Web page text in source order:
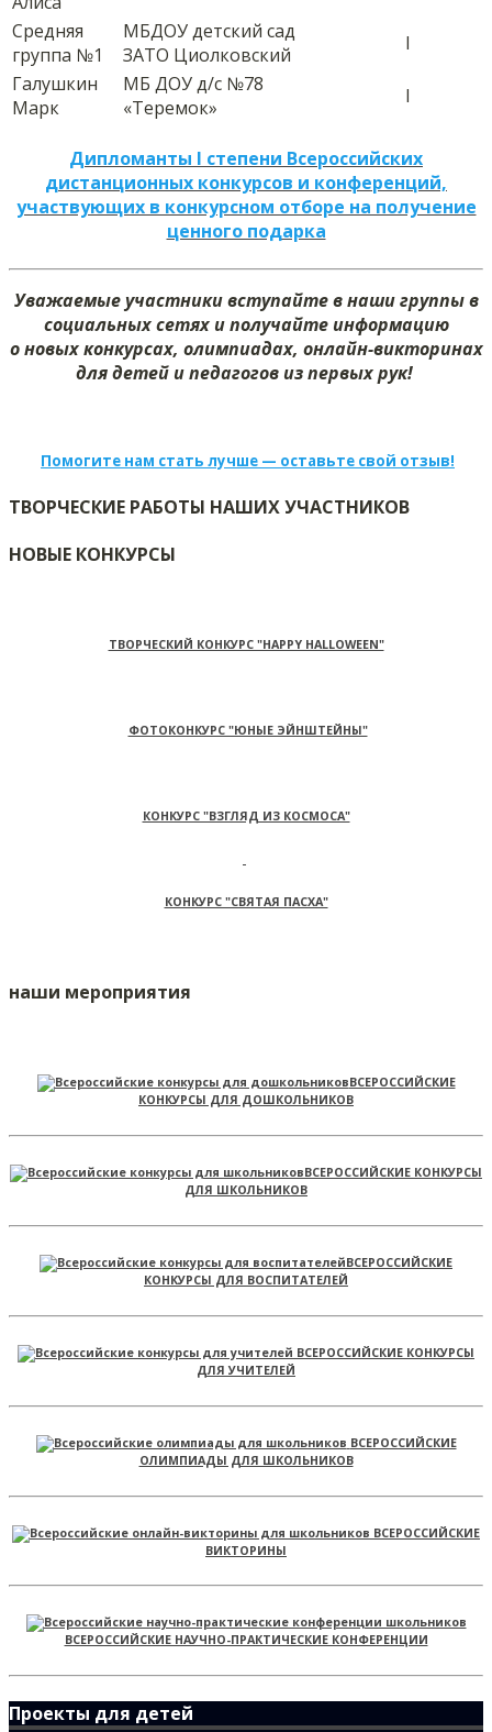
Средняя
группа №1
МБДОУ детский сад
ЗАТО Циолковский
I
Галушкин
Марк
МБ ДОУ д/с №78
«Теремок»
I
Дипломанты I степени Всероссийских
дистанционных конкурсов и конференций,
участвующих в конкурсном отборе на получение
ценного подарка
Уважаемые участники вступайте в наши группы в
социальных сетях и получайте информацию
о новых конкурсах, олимпиадах, онлайн-викторинах
для детей и педагогов из первых рук!
Помогите нам стать лучше — оставьте свой отзыв!
ТВОРЧЕСКИЕ РАБОТЫ НАШИХ УЧАСТНИКОВ
НОВЫЕ КОНКУРСЫ
ТВОРЧЕСКИЙ КОНКУРС "HAPPY HALLOWEEN"
ФОТОКОНКУРС "ЮНЫЕ ЭЙНШТЕЙНЫ"
КОНКУРС "ВЗГЛЯД ИЗ КОСМОСА"
КОНКУРС "СВЯТАЯ ПАСХА"
наши мероприятия
ВСЕРОССИЙСКИЕ
КОНКУРСЫ ДЛЯ ДОШКОЛЬНИКОВ
ВСЕРОССИЙСКИЕ КОНКУРСЫ
ДЛЯ ШКОЛЬНИКОВ
ВСЕРОССИЙСКИЕ
КОНКУРСЫ ДЛЯ ВОСПИТАТЕЛЕЙ
ВСЕРОССИЙСКИЕ КОНКУРСЫ
ДЛЯ УЧИТЕЛЕЙ
ВСЕРОССИЙСКИЕ
ОЛИМПИАДЫ ДЛЯ ШКОЛЬНИКОВ
ВСЕРОССИЙСКИЕ
ВИКТОРИНЫ
ВСЕРОССИЙСКИЕ НАУЧНО-ПРАКТИЧЕСКИЕ КОНФЕРЕНЦИИ
Проекты для детей